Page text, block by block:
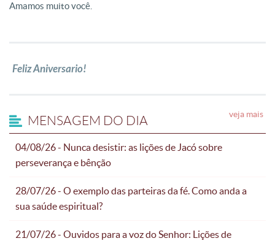
Amamos muito você.
Feliz Aniversario!
MENSAGEM DO DIA
04/08/26 - Nunca desistir: as lições de Jacó sobre
perseverança e bênção
28/07/26 - O exemplo das parteiras da fé. Como anda a
sua saúde espiritual?
21/07/26 - Ouvidos para a voz do Senhor: Lições de
veja mais